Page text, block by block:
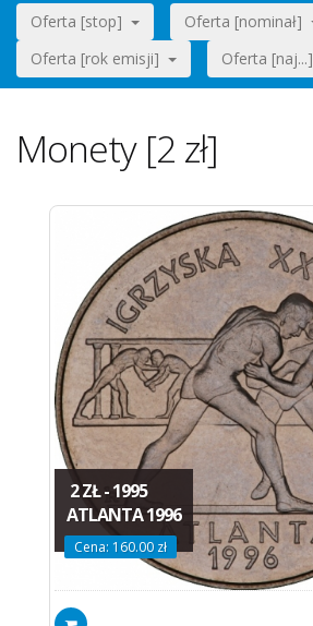
Oferta [stop]
Oferta [nominał]
Oferta [rok emisji]
Oferta [naj...]
Monety [2 zł]
2 ZŁ - 1995
ATLANTA 1996
Cena: 160.00 zł